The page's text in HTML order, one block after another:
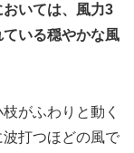
いては、風力3
いる穏やかな風
がふわりと動く
打つほどの風で